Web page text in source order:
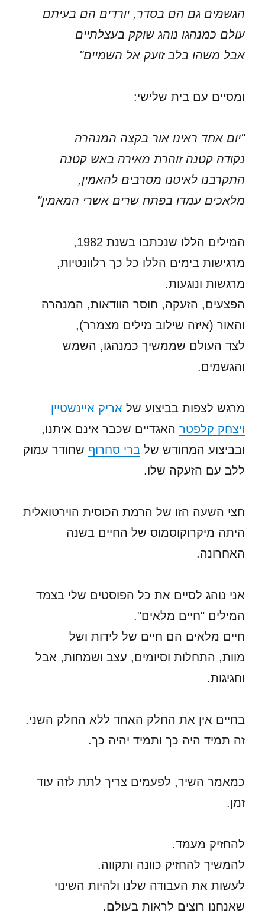
הגשמים גם הם בסדר, יורדים הם בעיתם
עולם כמנהגו נוהג שוקק בעצלתיים
אבל משהו בלב זועק אל השמיים"
ומסיים עם בית שלישי:
"יום אחד ראינו אור בקצה המנהרה
נקודה קטנה זוהרת מאירה באש קטנה
התקרבנו לאיטנו מסרבים להאמין,
מלאכים עמדו בפתח שרים אשרי המאמין"
המילים הללו שנכתבו בשנת 1982,
מרגישות בימים הללו כל כך רלוונטיות,
מרגשות ונוגעות.
הפצעים, הזעקה, חוסר הוודאות, המנהרה
והאור (איזה שילוב מילים מצמרר),
לצד העולם שממשיך כמנהגו, השמש
והגשמים.
מרגש לצפות בביצוע של אריק איינשטיין
ויצחק קלפטר האגדיים שכבר אינם איתנו,
ובביצוע המחודש שלברי סחרוף שחודר עמוק
ללב עם הזעקה שלו.
חצי השעה הזו של הרמת הכוסית הוירטואלית
היתה מיקרוקוסמוס של החיים בשנה
האחרונה.
אני נוהג לסיים את כל הפוסטים שלי בצמד
המילים "חיים מלאים".
חיים מלאים הם חיים של לידות ושל
מוות, התחלות וסיומים, עצב ושמחות, אבל
וחגיגות.
בחיים אין את החלק האחד ללא החלק השני.
זה תמיד היה כך ותמיד יהיה כך.
כמאמר השיר, לפעמים צריך לתת לזה עוד
זמן.
להחזיק מעמד.
להמשיך להחזיק כוונה ותקווה.
לעשות את העבודה שלנו ולהיות השינוי
שאנחנו רוצים לראות בעולם.